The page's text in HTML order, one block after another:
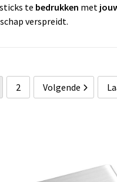
te bedrukken met
verspreidt.
2 Volgende